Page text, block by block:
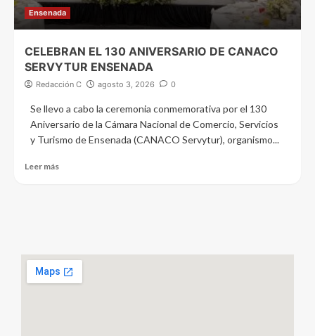
Ensenada
CELEBRAN EL 130 ANIVERSARIO DE CANACO
SERVYTUR ENSENADA
Redacción C agosto 3, 2026 0
Se llevo a cabo la ceremonia conmemorativa por el 130
Aniversario de la Cámara Nacional de Comercio, Servicios
y Turismo de Ensenada (CANACO Servytur), organismo...
Leer más